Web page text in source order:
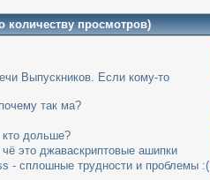
количеству просмотров)
Выпускников. Если кому-то
так ма?
дольше?
это джаваскриптовые ашипки
- сплошные трудности и проблемы :(